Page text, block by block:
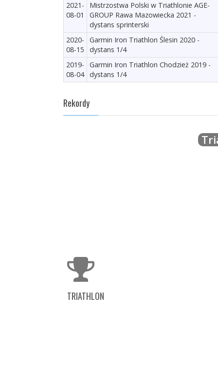
2021-
08-01
Mistrzostwa Polski w Triathlonie AGE-
GROUP Rawa Mazowiecka 2021 -
dystans sprinterski
2020-
08-15
Garmin Iron Triathlon Ślesin 2020 -
dystans 1/4
2019-
08-04
Garmin Iron Triathlon Chodzież 2019 -
dystans 1/4
Rekordy
TRIATHLON